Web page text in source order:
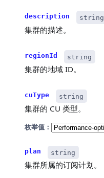
description string
集群的描述。
regionId string
集群的地域 ID。
cuType string
集群的 CU 类型。
枚举值：
plan string
集群所属的订阅计划。